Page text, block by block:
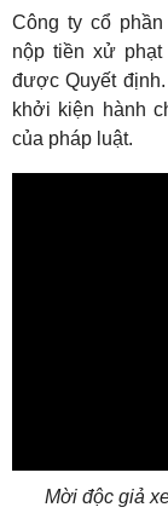
Công ty cổ
nộp tiền xử
được Quyết
khởi kiện hành
của pháp luật.
Mời độc giả